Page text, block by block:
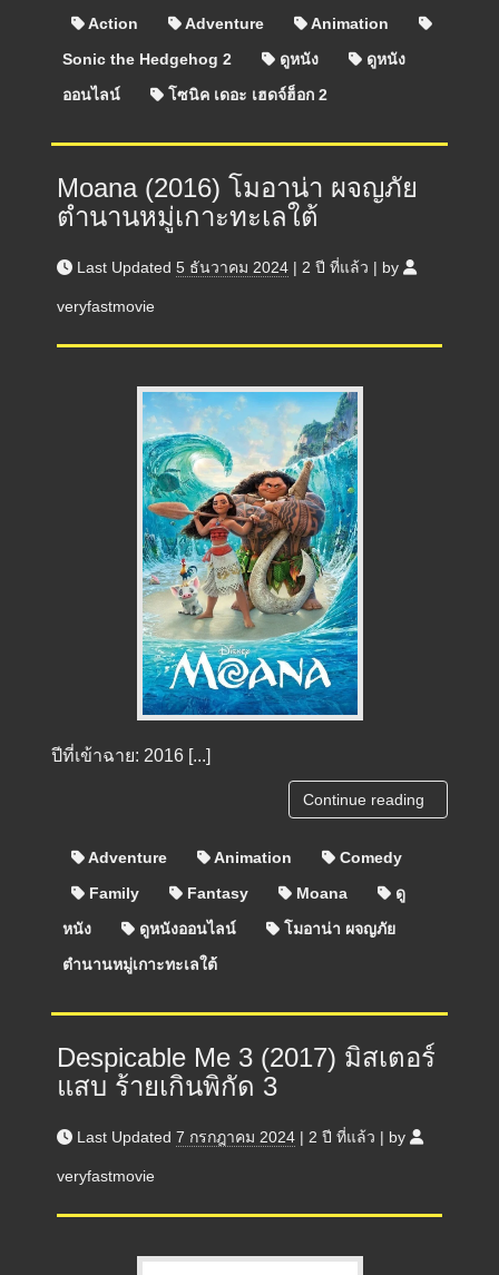
Action Adventure
Animation
Sonic the Hedgehog 2
ดูหนัง
ดูหนัง
ออนไลน์
โซนิค เดอะ เฮดจ์ฮ็อก 2
Moana (2016) โมอาน่า ผจญภัย
ตำนานหมู่เกาะทะเลใต้
Last Updated 5 ธันวาคม 2024 | 2 ปี ที่แล้ว | by
veryfastmovie
ปีที่เข้าฉาย: 2016 [...]
Continue reading
Adventure Animation
Comedy
Family
Fantasy Moana
ดู
หนัง
ดูหนังออนไลน์
โมอาน่า ผจญภัย
ตำนานหมู่เกาะทะเลใต้
Despicable Me 3 (2017) มิสเตอร์
แสบ ร้ายเกินพิกัด 3
Last Updated 7 กรกฎาคม 2024 | 2 ปี ที่แล้ว | by
veryfastmovie